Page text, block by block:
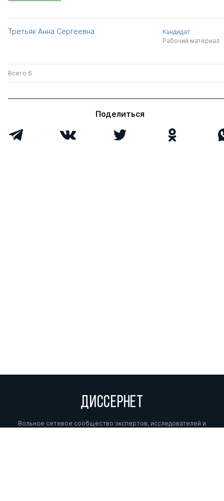
Третьяк Анна Сергеевна
Кандидат
Рабочий материал
Всего 6
Поделиться
ДИССЕРНЕТ
Вольное сетевое сообщество экспертов, исследователей и